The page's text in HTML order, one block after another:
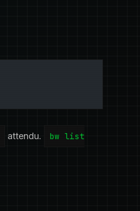
attendu.
bw list